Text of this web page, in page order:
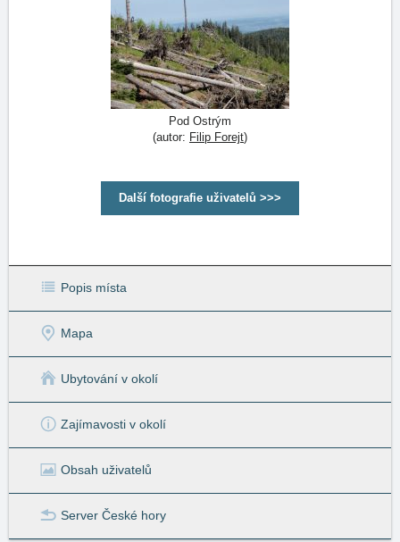
Pod Ostrým
(autor: Filip Forejt)
Další fotografie uživatelů >>>
Popis místa
Mapa
Ubytování v okolí
Zajímavosti v okolí
Obsah uživatelů
Server České hory